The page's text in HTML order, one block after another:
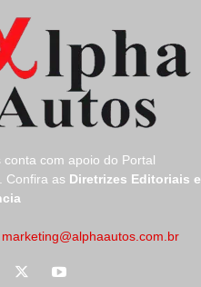
conta com apoio do Portal
Confira as Diretrizes Editoriais e
marketing@alphaautos.com.br